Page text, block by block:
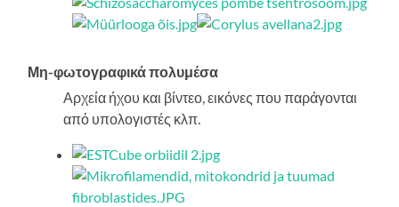
Μη-φωτογραφικά πολυμέσα
Αρχεία ήχου και βίντεο, εικόνες που παράγονται
από υπολογιστές κλπ.